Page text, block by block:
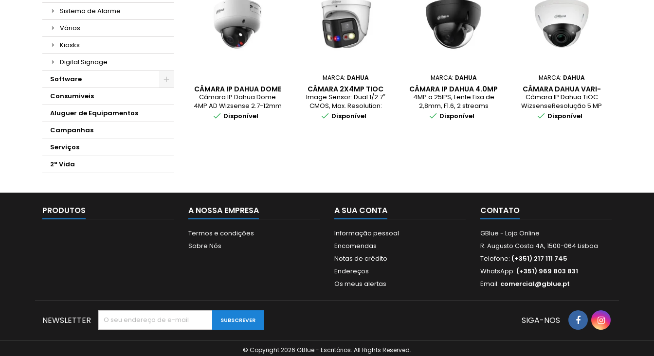
Sistema de Alarme
Vários
Kiosks
Digital Signage
Software
Consumiveis
Aluguer de Equipamentos
Campanhas
Serviços
2ª Vida
CÂMARA IP DAHUA DOME
4MP AD WIZSENSE 2.7-
12MM
Câmara IP Dahua Dome
4MP AD Wizsense 2.7-12mm
 Disponível
MARCA: DAHUA
CÂMARA 2X4MP TIOC
DUO SPLICING FIXED-
FOCAL EYEBALL WIZSENSE
NETWORK
Image Sensor: Dual 1/2.7″
CMOS, Max. Resolution:
4096 (H) × 1860 (V), ROM:
 Disponível
MARCA: DAHUA
CÂMARA IP DAHUA 4.0MP
WIZSENSE 2.8MM IP67
POE STARLIGHT(BLACK)
4MP a 25IPS, Lente Fixa de
2,8mm, F1.6, 2 streams
simultâneos para até 6
 Disponível
MARCA: DAHUA
CÂMARA DAHUA VARI-
FOCAL DOME 5MP
WIZSENSE 2.7MM IP67
SMD PLUS
Câmara IP Dahua TiOC
WizsenseResolução 5 MP
(2592 × 1944) @20 fps. 2.7″
 Disponível
PRODUTOS A NOSSA EMPRESA
Termos e condições
Sobre Nós
A SUA CONTA
Informação pessoal
Encomendas
Notas de crédito
Endereços
Os meus alertas
CONTATO
GBlue - Loja Online
R. Augusto Costa 4A, 1500-064 Lisboa
Telefone: (+351) 217 111 745
WhatsApp: (+351) 969 803 831
Email: comercial@gblue.pt
NEWSLETTER SIGA-NOS
© Copyright 2026 GBlue - Escritórios. All Rights Reserved.